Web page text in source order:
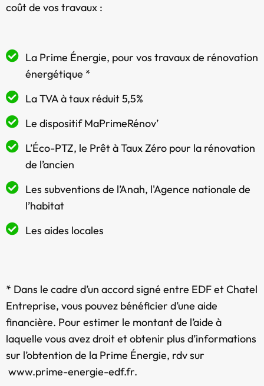
coût de vos travaux :
La Prime Énergie, pour vos travaux de rénovation
énergétique *
La TVA à taux réduit 5,5%
Le dispositif MaPrimeRénov’
L’Éco-PTZ, le Prêt à Taux Zéro pour la rénovation
de l’ancien
Les subventions de l’Anah, l'Agence nationale de
l’habitat
Les aides locales
* Dans le cadre d’un accord signé entre EDF et Chatel
Entreprise, vous pouvez bénéficier d’une aide
financière. Pour estimer le montant de l’aide à
laquelle vous avez droit et obtenir plus d’informations
sur l’obtention de la Prime Énergie, rdv sur
www.prime-energie-edf.fr.